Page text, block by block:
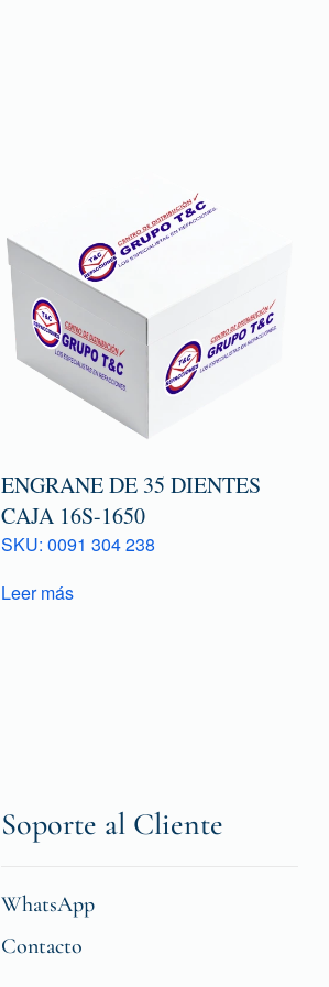
ENGRANE DE 35 DIENTES
CAJA 16S-1650
SKU: 0091 304 238
Leer más
Soporte al Cliente
WhatsApp
Contacto